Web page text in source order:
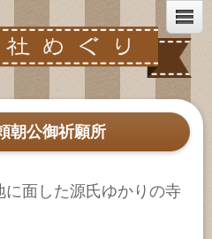
公御祈願所
面した源氏ゆかりの寺